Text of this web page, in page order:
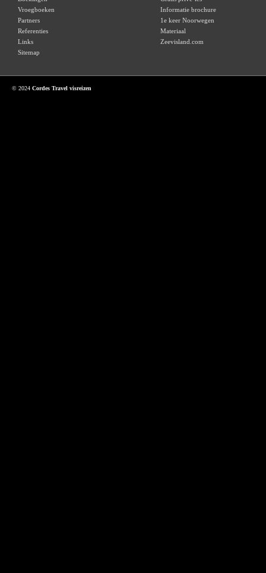
Vroegboeken
Partners
Referenties
Links
Sitemap
Informatie brochure
1e keer Noorwegen
Materiaal
Zeevisland.com
© 2024 Cordes Travel visreizen